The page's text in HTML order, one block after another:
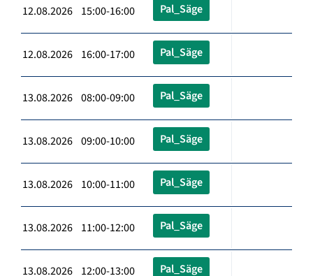
12.08.2026 15:00-16:00 Pal_Säge
12.08.2026 16:00-17:00 Pal_Säge
13.08.2026 08:00-09:00 Pal_Säge
13.08.2026 09:00-10:00 Pal_Säge
13.08.2026 10:00-11:00 Pal_Säge
13.08.2026 11:00-12:00 Pal_Säge
13.08.2026 12:00-13:00 Pal_Säge